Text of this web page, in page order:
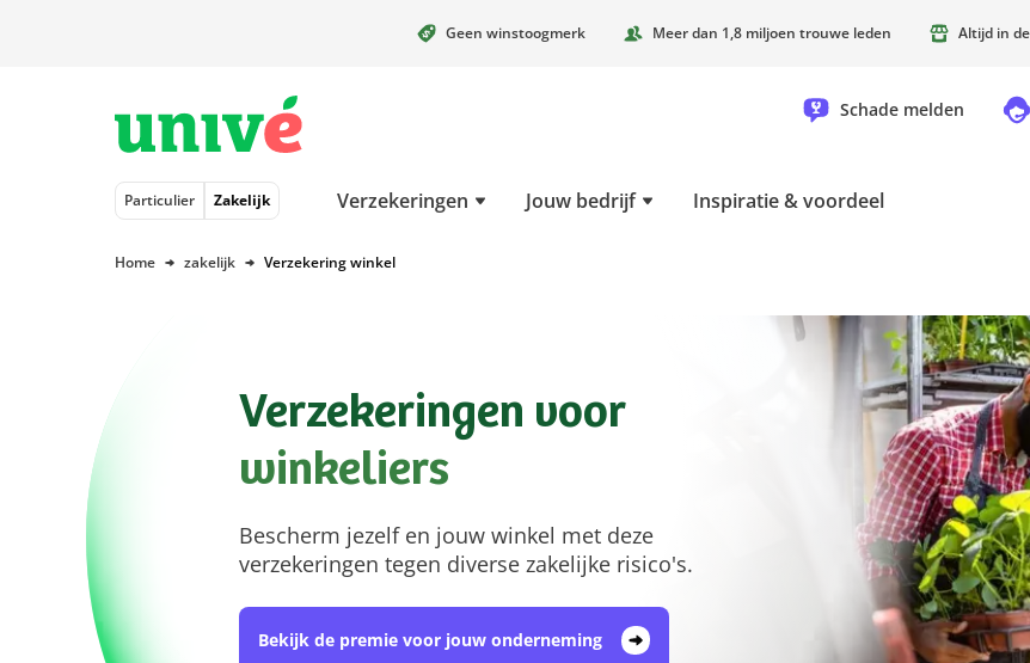
Geen winstoogmerk Meer dan 1,8 miljoen trouwe leden Altijd in
Schade melden
Particulier Zakelijk Verzekeringen Jouw bedrijf Inspiratie & voordeel
Home zakelijk Verzekering winkel
Verzekeringen voor
winkeliers
Bescherm jezelf en jouw winkel met deze
verzekeringen tegen diverse zakelijke risico's.
Bekijk de premie voor jouw onderneming